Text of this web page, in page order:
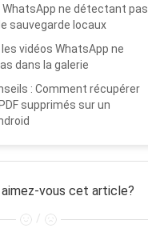
WhatsApp ne détectant pas
sauvegarde locaux
les vidéos WhatsApp ne
dans la galerie
: Comment récupérer
supprimés sur un
vous cet article?
/